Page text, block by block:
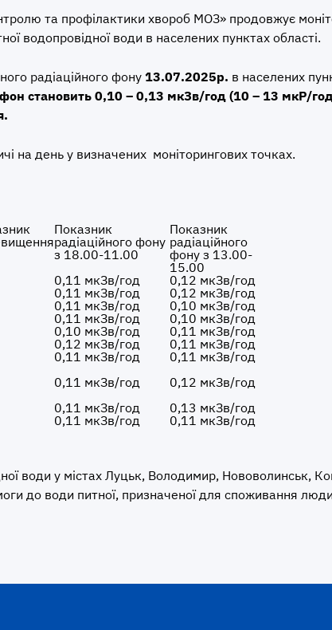
та профілактики хвороб МОЗ» продовжує
водопровідної води в населених пунктах області.
радіаційного фону 13.07.2025р. в населених
фон становить 0,10 – 0,13 мкЗв/год (10 – 13 мкР/
на день у визначених моніторингових точках.
Показник
радіаційного фону
з 18.00-11.00
Показник
радіаційного
фону з 13.00-
15.00
0,11 мкЗв/год
0,12 мкЗв/год
0,11 мкЗв/год
0,12 мкЗв/год
0,11 мкЗв/год
0,10 мкЗв/год
0,11 мкЗв/год
0,10 мкЗв/год
0,10 мкЗв/год
0,11 мкЗв/год
0,12 мкЗв/год
0,11 мкЗв/год
0,11 мкЗв/год
0,11 мкЗв/год
0,11 мкЗв/год
0,12 мкЗв/год
0,11 мкЗв/год
0,13 мкЗв/год
0,11 мкЗв/год 0,11 мкЗв/год
води у містах Луцьк, Володимир, Нововолинськ,
до води питної, призначеної для споживання